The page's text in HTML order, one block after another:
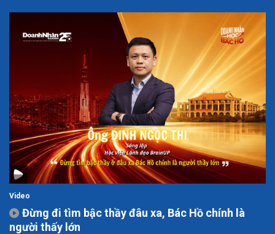
Video
Đừng đi tìm bậc thầy đâu xa, Bác Hồ chính là
người thấy lớn